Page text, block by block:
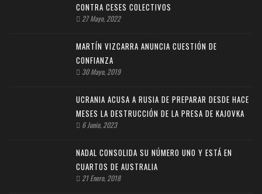
CONTRA CESES COLECTIVOS
27 Mayo, 2022
MARTÍN VIZCARRA ANUNCIA CUESTIÓN DE
CONFIANZA
30 Mayo, 2019
UCRANIA ACUSA A RUSIA DE PREPARAR DESDE HACE
MESES LA DESTRUCCIÓN DE LA PRESA DE KAJOVKA
6 Junio, 2023
NADAL CONSOLIDA SU NÚMERO UNO Y ESTÁ EN
CUARTOS DE AUSTRALIA
21 Enero, 2018